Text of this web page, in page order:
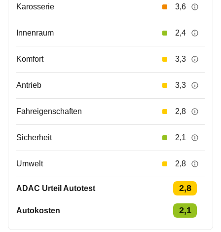
Karosserie 3,6
Innenraum 2,4
Komfort 3,3
Antrieb 3,3
Fahreigenschaften 2,8
Sicherheit 2,1
Umwelt 2,8
ADAC Urteil Autotest 2,8
Autokosten 2,1